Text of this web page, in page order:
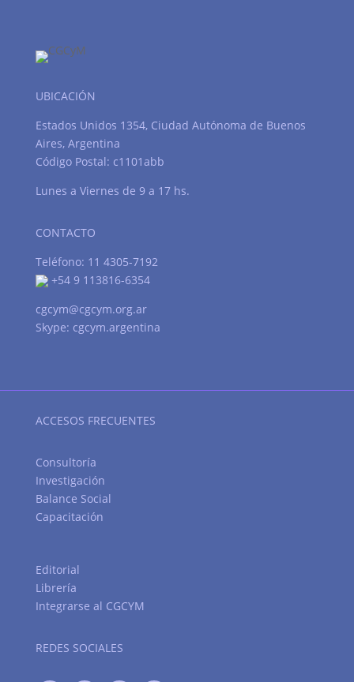
UBICACIÓN
Estados Unidos 1354, Ciudad Autónoma de Buenos
Aires, Argentina
Código Postal: c1101abb
Lunes a Viernes de 9 a 17 hs.
CONTACTO
Teléfono: 11 4305-7192
+54 9 113816-6354
cgcym@cgcym.org.ar
Skype: cgcym.argentina
ACCESOS FRECUENTES
Consultoría
Investigación
Balance Social
Capacitación
Editorial
Librería
Integrarse al CGCYM
REDES SOCIALES